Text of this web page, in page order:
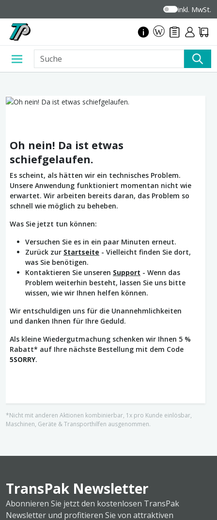
inkl. MwSt.
Oh nein! Da ist etwas
schiefgelaufen.
Es scheint, als hätten wir ein technisches Problem.
Unsere Anwendung funktioniert momentan nicht wie
erwartet. Wir arbeiten bereits daran, das Problem so
schnell wie möglich zu beheben.
Was Sie jetzt tun können:
Versuchen Sie es in ein paar Minuten erneut.
Zurück zur Startseite - Vielleicht finden Sie dort,
was Sie benötigen.
Kontaktieren Sie unseren Support - Wenn das
Problem weiterhin besteht, lassen Sie uns bitte
wissen, wie wir Ihnen helfen können.
Wir entschuldigen uns für die Unannehmlichkeiten
und danken Ihnen für Ihre Geduld.
Als kleine Wiedergutmachung schenken wir Ihnen 5 %
Rabatt* auf Ihre nächste Bestellung mit dem Code
5SORRY.
*Nicht mit anderen Aktionen kombinierbar, 1x pro Kunde einlösbar,
Maschinen, Geräte & Transporthilfen ausgenommen.
TransPak Newsletter
Abonnieren Sie jetzt den kostenlosen TransPak
Newsletter und profitieren Sie von attraktiven